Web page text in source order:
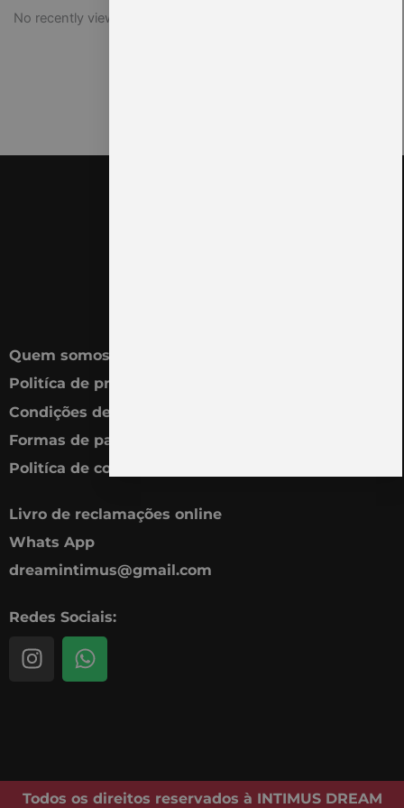
No recently viewed products to display
Quem somos
Politíca de privacidade
Condições de venda
Formas de pagamento
Politíca de cookies
Livro de reclamações online
Whats App
dreamintimus@gmail.com
Redes Sociais:
I
n
r
W
h
p
Todos os direitos reservados à INTIMUS DREAM